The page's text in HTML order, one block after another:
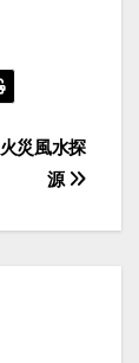
災風水探
源